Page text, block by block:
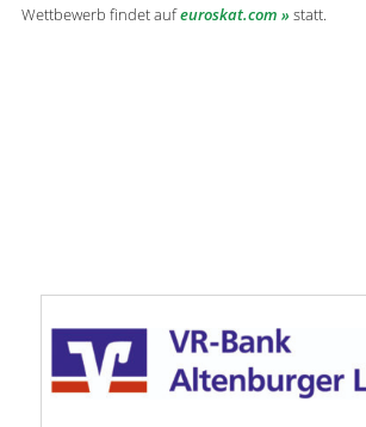
Wettbewerb findet aufeuroskat.com statt.